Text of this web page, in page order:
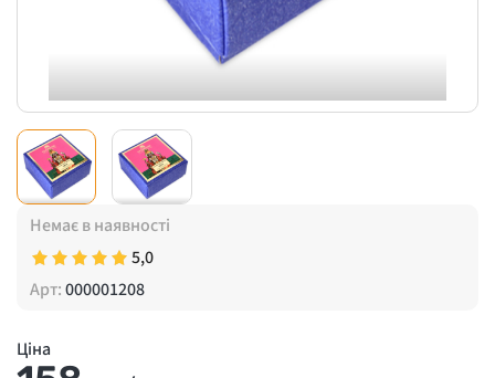
Немає в наявності
5,0
Арт:000001208
Ціна